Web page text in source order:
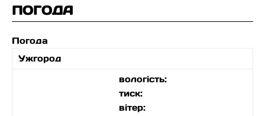
ПОГОДА
Погода
Ужгород
вологість:
тиск:
вітер: